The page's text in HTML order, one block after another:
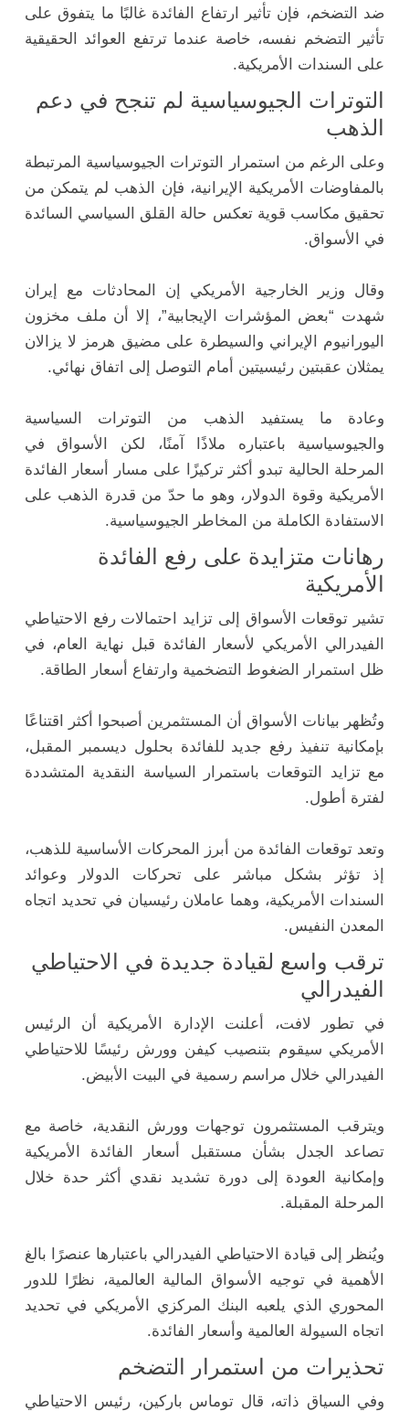
ضد التضخم، فإن تأثير ارتفاع الفائدة غالبًا ما يتفوق على
تأثير التضخم نفسه، خاصة عندما ترتفع العوائد الحقيقية
على السندات الأمريكية.
التوترات الجيوسياسية لم تنجح في دعم
الذهب
وعلى الرغم من استمرار التوترات الجيوسياسية المرتبطة
بالمفاوضات الأمريكية الإيرانية، فإن الذهب لم يتمكن من
تحقيق مكاسب قوية تعكس حالة القلق السياسي السائدة
في الأسواق.
وقال وزير الخارجية الأمريكي إن المحادثات مع إيران
شهدت “بعض المؤشرات الإيجابية”، إلا أن ملف مخزون
اليورانيوم الإيراني والسيطرة على مضيق هرمز لا يزالان
يمثلان عقبتين رئيسيتين أمام التوصل إلى اتفاق نهائي.
وعادة ما يستفيد الذهب من التوترات السياسية
والجيوسياسية باعتباره ملاذًا آمنًا، لكن الأسواق في
المرحلة الحالية تبدو أكثر تركيزًا على مسار أسعار الفائدة
الأمريكية وقوة الدولار، وهو ما حدّ من قدرة الذهب على
الاستفادة الكاملة من المخاطر الجيوسياسية.
رهانات متزايدة على رفع الفائدة
الأمريكية
تشير توقعات الأسواق إلى تزايد احتمالات رفع الاحتياطي
الفيدرالي الأمريكي لأسعار الفائدة قبل نهاية العام، في
ظل استمرار الضغوط التضخمية وارتفاع أسعار الطاقة.
وتُظهر بيانات الأسواق أن المستثمرين أصبحوا أكثر اقتناعًا
بإمكانية تنفيذ رفع جديد للفائدة بحلول ديسمبر المقبل،
مع تزايد التوقعات باستمرار السياسة النقدية المتشددة
لفترة أطول.
وتعد توقعات الفائدة من أبرز المحركات الأساسية للذهب،
إذ تؤثر بشكل مباشر على تحركات الدولار وعوائد
السندات الأمريكية، وهما عاملان رئيسيان في تحديد اتجاه
المعدن النفيس.
ترقب واسع لقيادة جديدة في الاحتياطي
الفيدرالي
في تطور لافت، أعلنت الإدارة الأمريكية أن الرئيس
الأمريكي سيقوم بتنصيب كيفن وورش رئيسًا للاحتياطي
الفيدرالي خلال مراسم رسمية في البيت الأبيض.
ويترقب المستثمرون توجهات وورش النقدية، خاصة مع
تصاعد الجدل بشأن مستقبل أسعار الفائدة الأمريكية
وإمكانية العودة إلى دورة تشديد نقدي أكثر حدة خلال
المرحلة المقبلة.
ويُنظر إلى قيادة الاحتياطي الفيدرالي باعتبارها عنصرًا بالغ
الأهمية في توجيه الأسواق المالية العالمية، نظرًا للدور
المحوري الذي يلعبه البنك المركزي الأمريكي في تحديد
اتجاه السيولة العالمية وأسعار الفائدة.
تحذيرات من استمرار التضخم
وفي السياق ذاته، قال توماس باركين، رئيس الاحتياطي